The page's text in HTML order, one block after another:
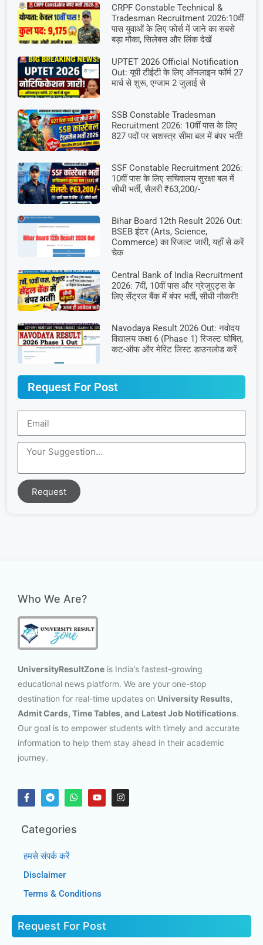
CRPF Constable Technical &
Tradesman Recruitment 2026:10वीं
पास युवाओं के लिए फोर्स में जाने का सबसे
बड़ा मौका, सिलेबस और लिंक देखें
UPTET 2026 Official Notification
Out: यूपी टीईटी के लिए ऑनलाइन फॉर्म 27
मार्च से शुरू, एग्जाम 2 जुलाई से
SSB Constable Tradesman
Recruitment 2026: 10वीं पास के लिए
827 पदों पर सशस्त्र सीमा बल में बंपर भर्ती!
SSF Constable Recruitment 2026:
10वीं पास के लिए सचिवालय सुरक्षा बल में
सीधी भर्ती, सैलरी ₹63,200/-
Bihar Board 12th Result 2026 Out:
BSEB इंटर (Arts, Science,
Commerce) का रिजल्ट जारी, यहाँ से करें
चेक
Central Bank of India Recruitment
2026: 7वीं, 10वीं पास और ग्रेजुएट्स के
लिए सेंट्रल बैंक में बंपर भर्ती, सीधी नौकरी!
Navodaya Result 2026 Out: नवोदय
विद्यालय कक्षा 6 (Phase 1) रिजल्ट घोषित,
कट-ऑफ और मेरिट लिस्ट डाउनलोड करें
Request For Post
Request
Who We Are?
UniversityResultZone is India’s fastest-growing
educational news platform. We are your one-stop
destination for real-time updates on University Results,
Admit Cards, Time Tables, and Latest Job Notifications.
Our goal is to empower students with timely and accurate
information to help them stay ahead in their academic
journey.
Categories
हमसे संपर्क करें
Disclaimer
Terms & Conditions
Request For Post